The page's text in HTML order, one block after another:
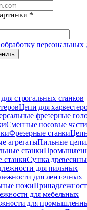
*
обработку персональных
строгальных станков
Цепи для
фрезерные
Сменные носовые части
Фрезерные станки
агрегатыПильные цепи
станки
станкиСушка древесины
для пильных
для ленточных
ножи
для мебельных
для